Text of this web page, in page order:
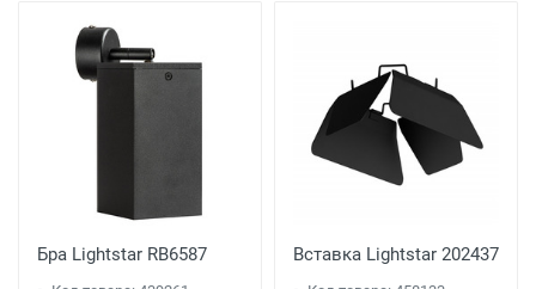
Бра Lightstar RB6587 Вставка Lightstar 202437